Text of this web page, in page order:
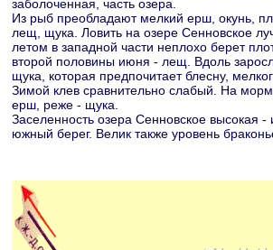
заболоченная, часть озера.
Из рыб преобладают мелкий ерш, окунь,
лещ, щука. Ловить на озере Сенновское
летом в западной части неплохо берет
второй половины июня - лещ. Вдоль
щука, которая предпочитает блесну,
Зимой клев сравнительно слабый. На
ерш, реже - щука.
Заселенность озера Сенновское высокая -
южный берег. Велик также уровень